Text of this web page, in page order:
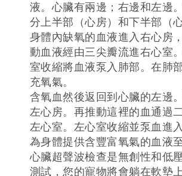
液。心臟有兩邊；右邊和左邊
分上半部（心房）和下半部（
身體內缺氧的血液進入右心房
動血液經由三尖瓣流進右心室
室收縮將血液泵入肺部。在肺
充氧氣。
含氧血然後返回到心臟的左邊
左心房。再推動這裡的血通過
左心室。左心室收縮並泵血進
為身體提供含豐富氧氣的血液
心臟超聲波檢查是無創性和低
測試，您的寵物將會躺在軟墊